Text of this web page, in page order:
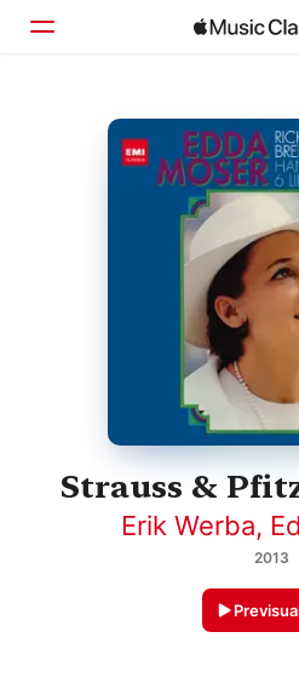
Inicio
Explorar
Strauss &
Erik Werba,
2013